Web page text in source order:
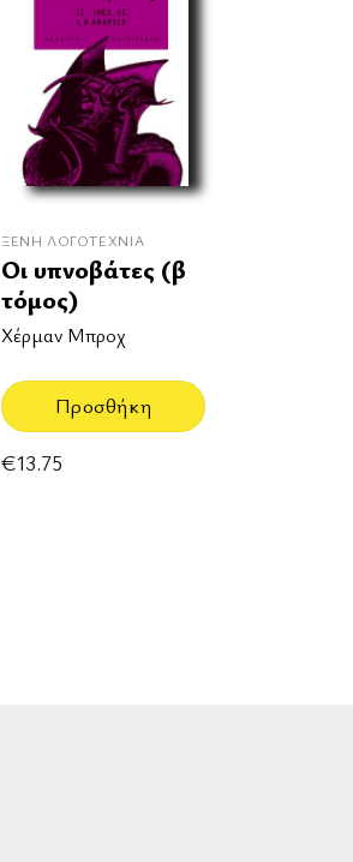
ΞΈΝΗ ΛΟΓΟΤΕΧΝΊΑ
Οι υπνοβάτες (β
τόμος)
Χέρμαν Μπροχ
Προσθήκη
€13.75